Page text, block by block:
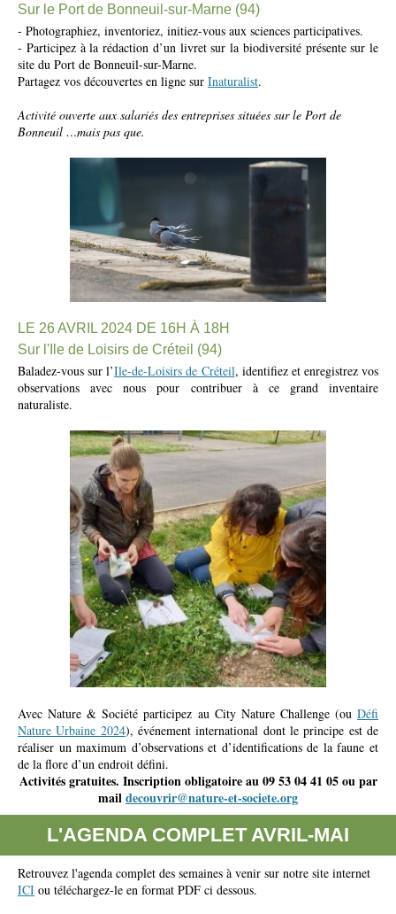
Sur le Port de Bonneuil-sur-Marne (94)
- Photographiez, inventoriez, initiez-vous aux sciences participatives.
- Participez à la rédaction d’un livret sur la biodiversité présente sur le
site du Port de Bonneuil-sur-Marne.
Partagez vos découvertes en ligne sur Inaturalist.
Activité ouverte aux salariés des entreprises situées sur le Port de
Bonneuil …mais pas que.
LE 26 AVRIL 2024 DE 16H À 18H
Sur l'Ile de Loisirs de Créteil (94)
Baladez-vous sur l’Ile-de-Loisirs de Créteil, identifiez et enregistrez vos
observations avec nous pour contribuer à ce grand inventaire
naturaliste.
Avec Nature & Société participez au City Nature Challenge (ou Défi
Nature Urbaine 2024), événement international dont le principe est de
réaliser un maximum d’observations et d’identifications de la faune et
de la flore d’un endroit défini.
Activités gratuites. Inscription obligatoire au 09 53 04 41 05 ou par
maildecouvrir@nature-et-societe.org
L'AGENDA COMPLET AVRIL-MAI
Retrouvez l'agenda complet des semaines à venir sur notre site internet
ICI ou téléchargez-le en format PDF ci dessous.